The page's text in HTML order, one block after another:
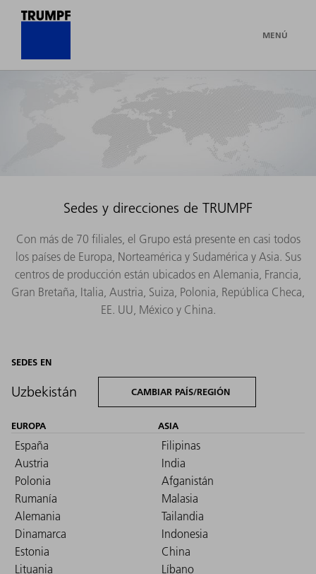
MENÚ
Sedes y direcciones de TRUMPF
Con más de 70 filiales, el Grupo está presente en casi todos
los países de Europa, Norteamérica y Sudamérica y Asia. Sus
centros de producción están ubicados en Alemania, Francia,
Gran Bretaña, Italia, Austria, Suiza, Polonia, República Checa,
EE. UU, México y China.
SEDES EN
Uzbekistán CAMBIAR PAÍS/REGIÓN
EUROPA
España
Austria
Polonia
Rumanía
Alemania
Dinamarca
Estonia
Lituania
ASIA
Filipinas
India
Afganistán
Malasia
Tailandia
Indonesia
China
Líbano